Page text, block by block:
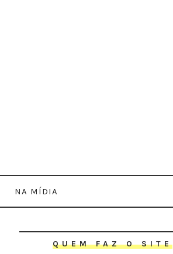
NA MÍDIA
QUEM FAZ O SITE